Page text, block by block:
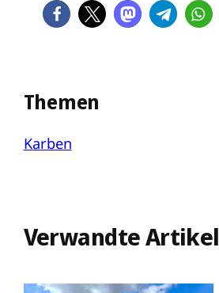
Themen
Karben
Verwandte Artikel